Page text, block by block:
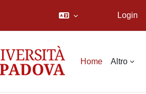
Login
Home Altro